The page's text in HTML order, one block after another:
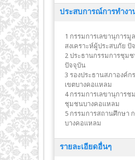
ประสบการณ์การทำงา
1 กรรมการเลขานุการ
สงเคราะห์ผู้ประสบภัย ปั
2 ประธานกรรมการชุม
ปัจจุบัน
3 รองประธานสภาองค์
เขตบางคอเเหลม
4 กรรมการเลขานุการช
ชุมชนบางคอแหลม
5 กรรมการสถานศึกษา
บางคอแหลม
รายละเอียดอื่นๆ